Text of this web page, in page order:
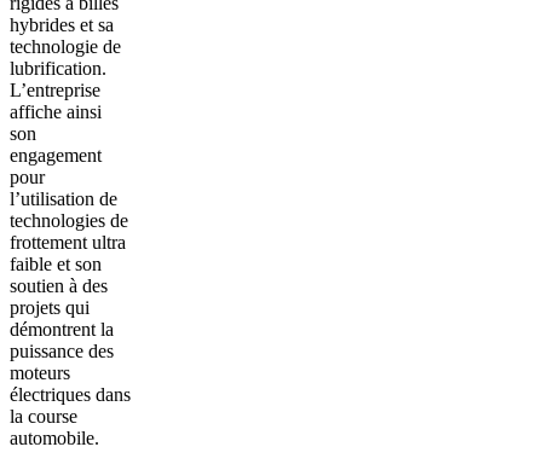
hybrides et sa
technologie de
lubrification.
L’entreprise
affiche ainsi
son
engagement
pour
l’utilisation de
technologies de
frottement ultra
faible et son
soutien à des
projets qui
démontrent la
puissance des
moteurs
électriques dans
la course
automobile.